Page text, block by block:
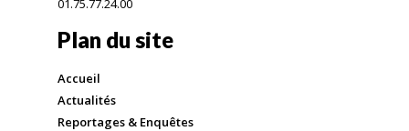
Plan du site
Accueil
Actualités
Reportages & Enquêtes